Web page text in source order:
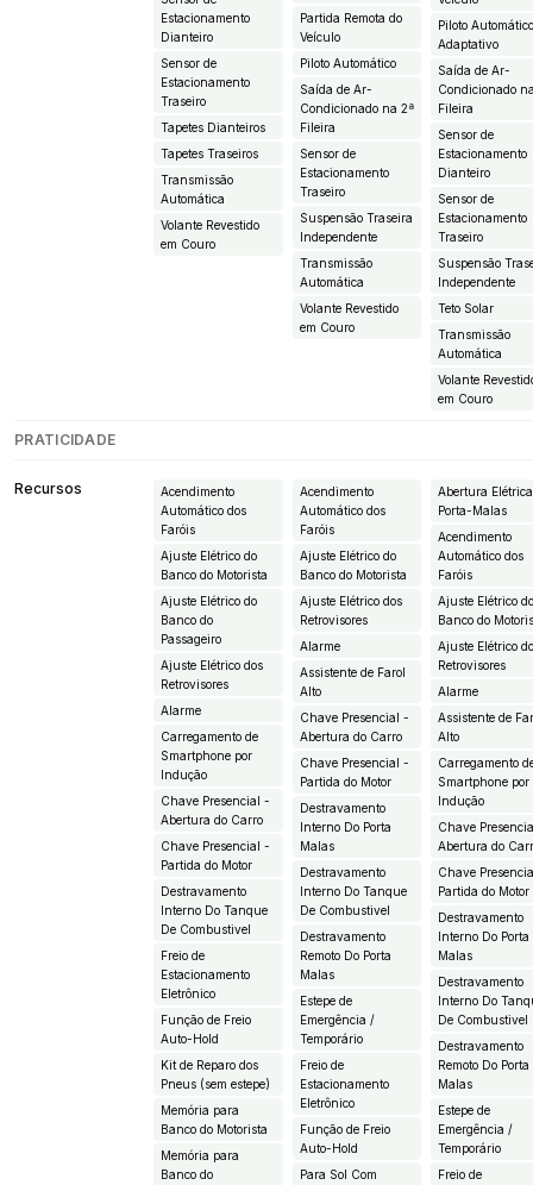
Estacionamento
Dianteiro
Sensor de
Estacionamento
Traseiro
Tapetes Dianteiros
Tapetes Traseiros
Transmissão
Automática
Volante Revestido
em Couro
Partida Remota do
Veículo
Piloto Automático
Saída de Ar-
Condicionado na 2ª
Fileira
Sensor de
Estacionamento
Traseiro
Suspensão Traseira
Independente
Transmissão
Automática
Volante Revestido
em Couro
Piloto
Adaptativo
Saída de Ar-
Condicionado
Fileira
Sensor de
Estacionamento
Dianteiro
Sensor de
Estacionamento
Traseiro
Suspensão
Independente
Teto Solar
Transmissão
Automática
Volante
em Couro
PRATICIDADE
Recursos
Acendimento
Automático dos
Faróis
Ajuste Elétrico do
Banco do Motorista
Ajuste Elétrico do
Banco do
Passageiro
Ajuste Elétrico dos
Retrovisores
Alarme
Carregamento de
Smartphone por
Indução
Chave Presencial -
Abertura do Carro
Chave Presencial -
Partida do Motor
Destravamento
Interno Do Tanque
De Combustivel
Freio de
Estacionamento
Eletrônico
Função de Freio
Auto-Hold
Kit de Reparo dos
Pneus (sem estepe)
Memória para
Banco do Motorista
Memória para
Banco do
Acendimento
Automático dos
Faróis
Ajuste Elétrico do
Banco do Motorista
Ajuste Elétrico dos
Retrovisores
Alarme
Assistente de Farol
Alto
Chave Presencial -
Abertura do Carro
Chave Presencial -
Partida do Motor
Destravamento
Interno Do Porta
Malas
Destravamento
Interno Do Tanque
De Combustivel
Destravamento
Remoto Do Porta
Malas
Estepe de
Emergência /
Temporário
Freio de
Estacionamento
Eletrônico
Função de Freio
Auto-Hold
Para Sol Com
Abertura
Porta-Malas
Acendimento
Automático dos
Faróis
Ajuste Elétrico
Banco do
Ajuste Elétrico
Retrovisores
Alarme
Assistente de
Alto
Carregamento
Smartphone por
Indução
Chave
Abertura do
Chave
Partida do Motor
Destravamento
Interno Do Porta
Malas
Destravamento
Interno Do
De Combustivel
Destravamento
Remoto Do Porta
Malas
Estepe de
Emergência /
Temporário
Freio de